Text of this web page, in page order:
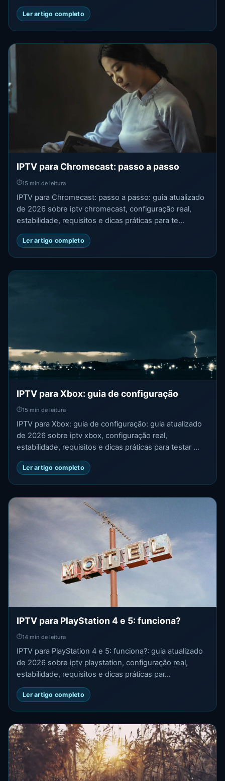
Ler artigo completo
IPTV para Chromecast: passo a passo
⏱15 min de leitura
IPTV para Chromecast: passo a passo: guia atualizado
de 2026 sobre iptv chromecast, configuração real,
estabilidade, requisitos e dicas práticas para te...
Ler artigo completo
IPTV para Xbox: guia de configuração
⏱15 min de leitura
IPTV para Xbox: guia de configuração: guia atualizado
de 2026 sobre iptv xbox, configuração real,
estabilidade, requisitos e dicas práticas para testar ...
Ler artigo completo
IPTV para PlayStation 4 e 5: funciona?
⏱14 min de leitura
IPTV para PlayStation 4 e 5: funciona?: guia atualizado
de 2026 sobre iptv playstation, configuração real,
estabilidade, requisitos e dicas práticas par...
Ler artigo completo